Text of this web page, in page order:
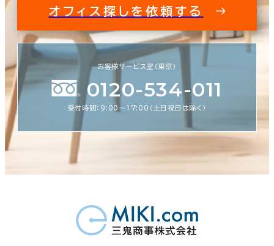
オフィス探しを依頼する
お客様サービス室（東京）
0120-534-011
受付時間：9:00〜17:00（土日祝日は除く）